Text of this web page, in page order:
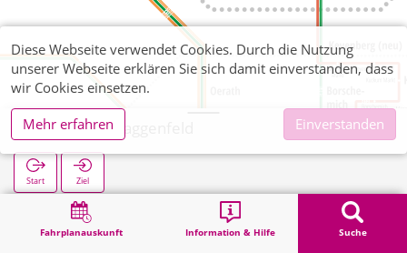
Fahrplanauskunft Information & Hilfe Suche
Beeck Im Maggenfeld
Start Ziel
Beeck Im Maggenfeld
Diese Webseite verwendet Cookies. Durch die Nutzung
unserer Webseite erklären Sie sich damit einverstanden, dass
wir Cookies einsetzen.
Mehr erfahren
Einverstanden